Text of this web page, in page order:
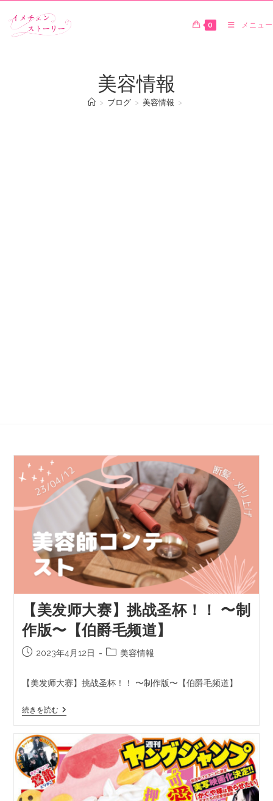
0 メニュー
美容情報
> ブログ > 美容情報 >
【美发师大赛】挑战圣杯！！ 〜制
作版〜【伯爵毛频道】
2023年4月12日 美容情報
【美发师大赛】挑战圣杯！！ 〜制作版〜【伯爵毛频道】
続きを読む